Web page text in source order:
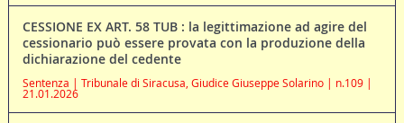
CESSIONE EX ART. 58 TUB : la legittimazione ad agire del
cessionario può essere provata con la produzione della
dichiarazione del cedente
Sentenza | Tribunale di Siracusa, Giudice Giuseppe Solarino | n.109 |
21.01.2026